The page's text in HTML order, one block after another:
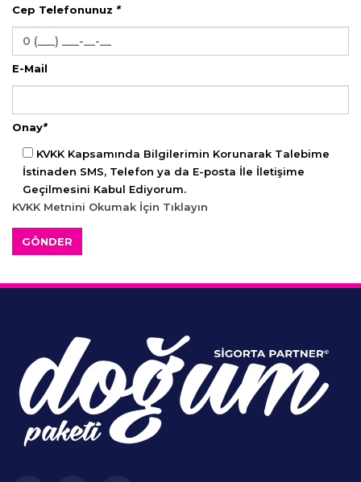
Cep Telefonunuz *
E-Mail
Onay*
KVKK Kapsamında Bilgilerimin Korunarak Talebime
İstinaden SMS, Telefon ya da E-posta İle İletişime
Geçilmesini Kabul Ediyorum.
KVKK Metnini Okumak İçin Tıklayın